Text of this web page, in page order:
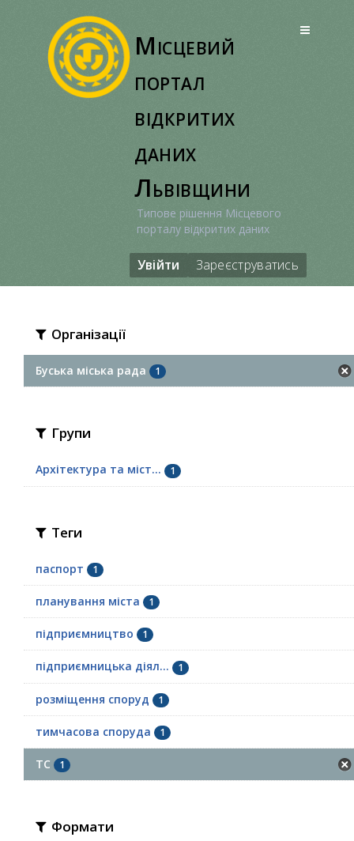
Місцевий
портал
відкритих
даних
Львівщини
Типове рішення Місцевого
порталу відкритих даних
Увійти Зареєструватись
Організації
Буська міська рада 1
Групи
Архітектура та міст... 1
Теги
паспорт 1
планування міста 1
підприємництво 1
підприємницька діял... 1
розміщення споруд 1
тимчасова споруда 1
ТС 1
Формати